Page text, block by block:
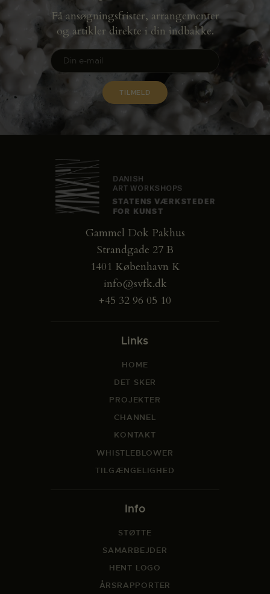
Få ansøgningsfrister, arrangementer
og artikler direkte i din indbakke.
Gammel Dok Pakhus
Strandgade 27 B
1401 København K
info@svfk.dk
+45 32 96 05 10
Links
HOME
DET SKER
PROJEKTER
CHANNEL
KONTAKT
WHISTLEBLOWER
TILGÆNGELIGHED
Info
STØTTE
SAMARBEJDER
HENT LOGO
ÅRSRAPPORTER